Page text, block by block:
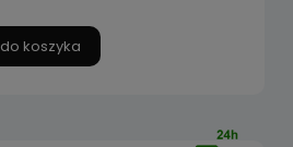
do koszyka